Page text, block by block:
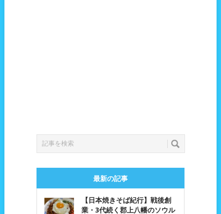
最新の記事
【日本焼きそば紀行】戦後創
業・3代続く郡上八幡のソウル